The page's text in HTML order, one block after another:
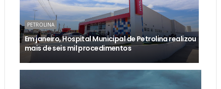
PETROLINA
Em janeiro, Hospital Municipal de Petrolina realizou
mais de seis mil procedimentos